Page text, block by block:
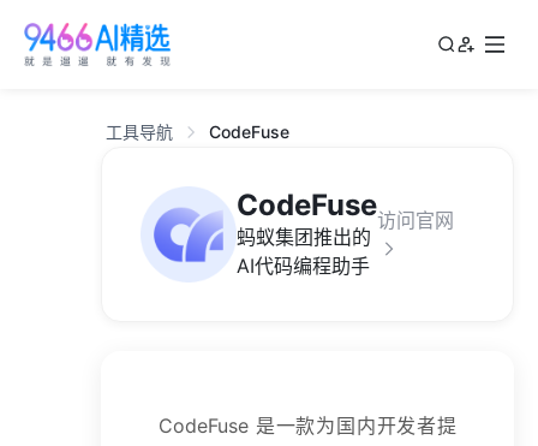
工具导航 CodeFuse
CodeFuse
蚂蚁集团推出的
AI代码编程助手
访问官网
CodeFuse 是一款为国内开发者提